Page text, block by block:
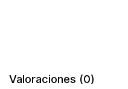
Valoraciones (0)